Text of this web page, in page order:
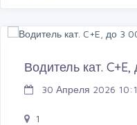
Водитель кат.
30 Апреля 2026
1